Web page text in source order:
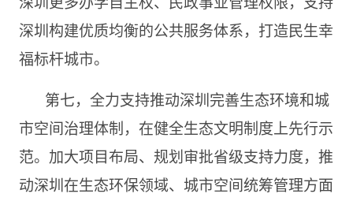
深圳构建优质均衡的公共服务体系，打造民生幸
福标杆城市。
第七，全力支持推动深圳完善生态环境和城
市空间治理体制，在健全生态文明制度上先行示
范。加大项目布局、规划审批省级支持力度，推
动深圳在生态环保领域、城市空间统筹管理方面